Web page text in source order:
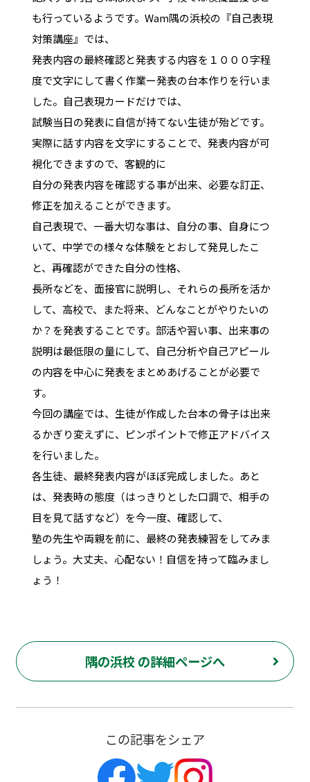
も行っているようです。Wam隅の浜校の『自己表現
対策講座』では、
発表内容の最終確認と発表する内容を１０００字程
度で文字にして書く作業ー発表の台本作りを行いま
した。自己表現カードだけでは、
試験当日の発表に自信が持てない生徒が殆どです。
実際に話す内容を文字にすることで、発表内容が可
視化できますので、客観的に
自分の発表内容を確認する事が出来、必要な訂正、
修正を加えることができます。
自己表現で、一番大切な事は、自分の事、自身につ
いて、中学での様々な体験をとおして発見したこ
と、再確認ができた自分の性格、
長所などを、面接官に説明し、それらの長所を活か
して、高校で、また将来、どんなことがやりたいの
か？を発表することです。部活や習い事、出来事の
説明は最低限の量にして、自己分析や自己アピール
の内容を中心に発表をまとめあげることが必要で
す。
今回の講座では、生徒が作成した台本の骨子は出来
るかぎり変えずに、ピンポイントで修正アドバイス
を行いました。
各生徒、最終発表内容がほぼ完成しました。あと
は、発表時の態度（はっきりとした口調で、相手の
目を見て話すなど）を今一度、確認して、
塾の先生や両親を前に、最終の発表練習をしてみま
しょう。大丈夫、心配ない！自信を持って臨みまし
ょう！
隅の浜校 の詳細ページへ
この記事をシェア